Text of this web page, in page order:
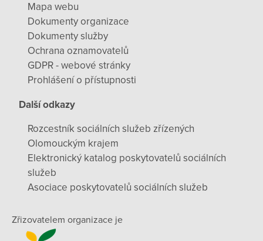
Mapa webu
Dokumenty organizace
Dokumenty služby
Ochrana oznamovatelů
GDPR - webové stránky
Prohlášení o přístupnosti
Další odkazy
Rozcestník sociálních služeb zřízených
Olomouckým krajem
Elektronický katalog poskytovatelů sociálních
služeb
Asociace poskytovatelů sociálních služeb
Zřizovatelem organizace je